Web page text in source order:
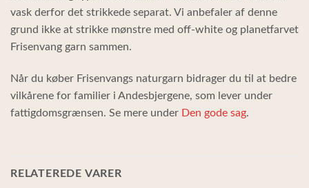
vask derfor det strikkede separat. Vi anbefaler af denne
grund ikke at strikke mønstre med off-white og planetfarvet
Frisenvang garn sammen.
Når du køber Frisenvangs naturgarn bidrager du til at bedre
vilkårene for familier i Andesbjergene, som lever under
fattigdomsgrænsen. Se mere under Den gode sag.
RELATEREDE VARER